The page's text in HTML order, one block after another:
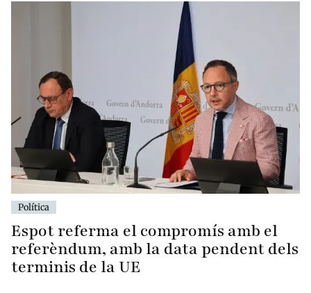
Política
Espot referma el compromís amb el
referèndum, amb la data pendent dels
terminis de la UE